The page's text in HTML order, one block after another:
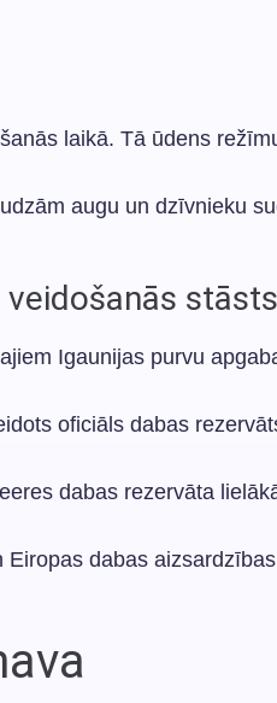
laikā. Tā ūdens
augu un dzīvnieku
stāsts
Igaunijas purvu
oficiāls dabas
dabas rezervāta
dabas